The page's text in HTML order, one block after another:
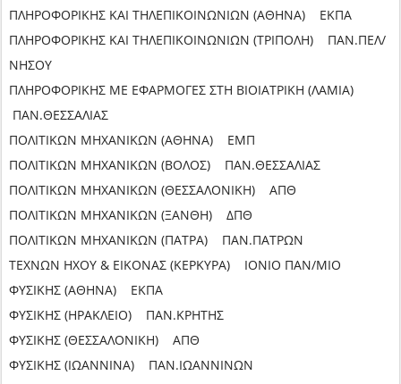
ΠΛΗΡΟΦΟΡΙΚΗΣ ΚΑΙ ΤΗΛΕΠΙΚΟΙΝΩΝΙΩΝ (ΑΘΗΝΑ) ΕΚΠΑ
ΠΛΗΡΟΦΟΡΙΚΗΣ ΚΑΙ ΤΗΛΕΠΙΚΟΙΝΩΝΙΩΝ (ΤΡΙΠΟΛΗ) ΠΑΝ.ΠΕΛ/
ΝΗΣΟΥ
ΠΛΗΡΟΦΟΡΙΚΗΣ ΜΕ ΕΦΑΡΜΟΓΕΣ ΣΤΗ ΒΙΟΙΑΤΡΙΚΗ (ΛΑΜΙΑ)
ΠΑΝ.ΘΕΣΣΑΛΙΑΣ
ΠΟΛΙΤΙΚΩΝ ΜΗΧΑΝΙΚΩΝ (ΑΘΗΝΑ) ΕΜΠ
ΠΟΛΙΤΙΚΩΝ ΜΗΧΑΝΙΚΩΝ (ΒΟΛΟΣ) ΠΑΝ.ΘΕΣΣΑΛΙΑΣ
ΠΟΛΙΤΙΚΩΝ ΜΗΧΑΝΙΚΩΝ (ΘΕΣΣΑΛΟΝΙΚΗ) ΑΠΘ
ΠΟΛΙΤΙΚΩΝ ΜΗΧΑΝΙΚΩΝ (ΞΑΝΘΗ) ΔΠΘ
ΠΟΛΙΤΙΚΩΝ ΜΗΧΑΝΙΚΩΝ (ΠΑΤΡΑ) ΠΑΝ.ΠΑΤΡΩΝ
ΤΕΧΝΩΝ ΗΧΟΥ & ΕΙΚΟΝΑΣ (ΚΕΡΚΥΡΑ) ΙΟΝΙΟ ΠΑΝ/ΜΙΟ
ΦΥΣΙΚΗΣ (ΑΘΗΝΑ) ΕΚΠΑ
ΦΥΣΙΚΗΣ (ΗΡΑΚΛΕΙΟ) ΠΑΝ.ΚΡΗΤΗΣ
ΦΥΣΙΚΗΣ (ΘΕΣΣΑΛΟΝΙΚΗ) ΑΠΘ
ΦΥΣΙΚΗΣ (ΙΩΑΝΝΙΝΑ) ΠΑΝ.ΙΩΑΝΝΙΝΩΝ